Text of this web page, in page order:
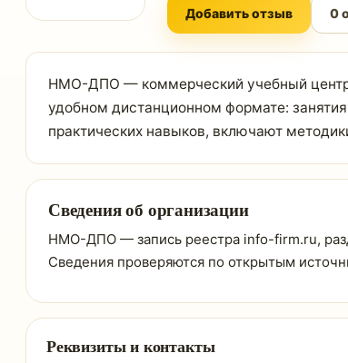
Добавить отзыв 0
НМО-ДПО — коммерческий учебный центр
удобном дистанционном формате:
практических навыков, включают
Сведения об организации
НМО-ДПО — запись реестра info-firm.ru,
Сведения проверяются по открытым
Реквизиты и контакты